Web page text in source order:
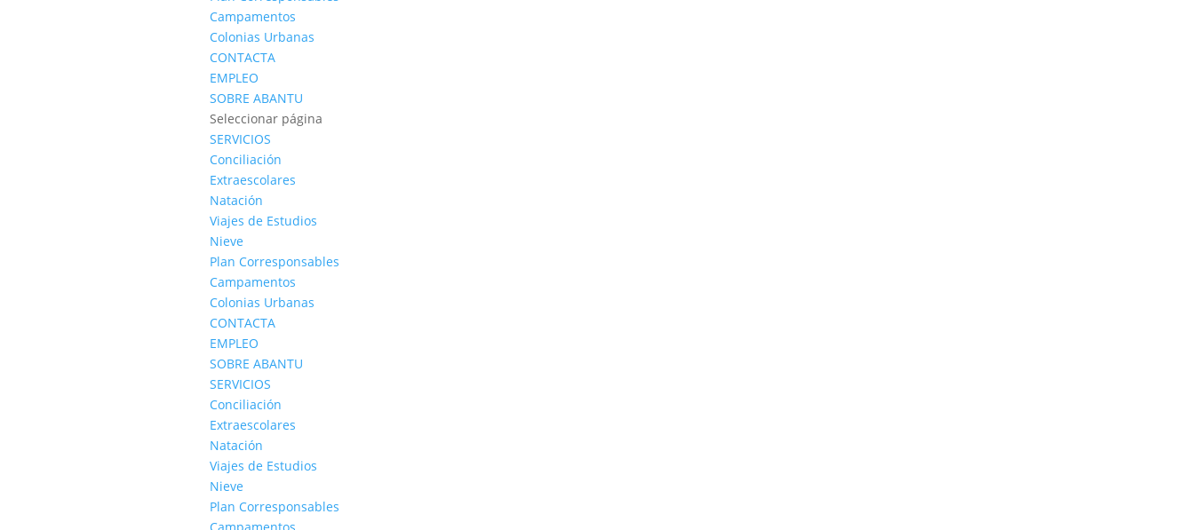
Campamentos
Colonias Urbanas
CONTACTA
EMPLEO
SOBRE ABANTU
Seleccionar página
SERVICIOS
Conciliación
Extraescolares
Natación
Viajes de Estudios
Nieve
Plan Corresponsables
Campamentos
Colonias Urbanas
CONTACTA
EMPLEO
SOBRE ABANTU
SERVICIOS
Conciliación
Extraescolares
Natación
Viajes de Estudios
Nieve
Plan Corresponsables